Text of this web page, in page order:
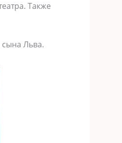
Также
сына Льва.